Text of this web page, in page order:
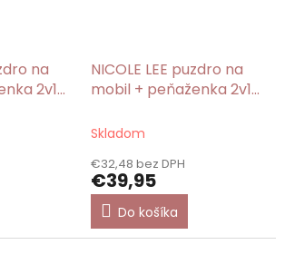
na
2v1
NICOLE LEE puzdro na
mobil + peňaženka 2v1
Skladom
€32,48 bez DPH
€39,95
Do košíka